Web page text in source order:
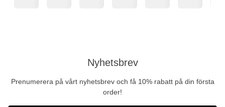
Nyhetsbrev
Prenumerera på vårt nyhetsbrev och få 10% rabatt på din första
order!